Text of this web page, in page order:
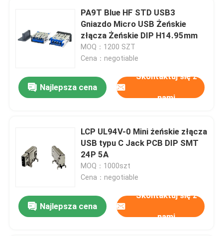
PA9T Blue HF STD USB3
Gniazdo Micro USB Żeńskie
złącza Żeńskie DIP H14.95mm
MOQ：1200 SZT
Cena：negotiable
Najlepsza cena
Skontaktuj się z
nami
LCP UL94V-0 Mini żeńskie złącza
USB typu C Jack PCB DIP SMT
24P 5A
MOQ：1000szt
Cena：negotiable
Najlepsza cena
Skontaktuj się z
nami